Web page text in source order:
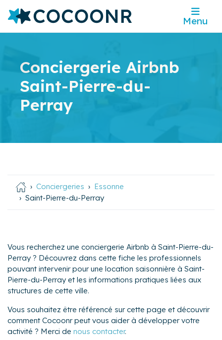
Menu
Conciergerie Airbnb
Saint-Pierre-du-
Perray
Conciergeries
Essonne
Saint-Pierre-du-Perray
Vous recherchez une conciergerie Airbnb à Saint-Pierre-du-
Perray ? Découvrez dans cette fiche les professionnels
pouvant intervenir pour une location saisonnière à Saint-
Pierre-du-Perray et les informations pratiques liées aux
structures de cette ville.
Vous souhaitez être référencé sur cette page et découvrir
comment Cocoonr peut vous aider à développer votre
activité ? Merci de nous contacter.